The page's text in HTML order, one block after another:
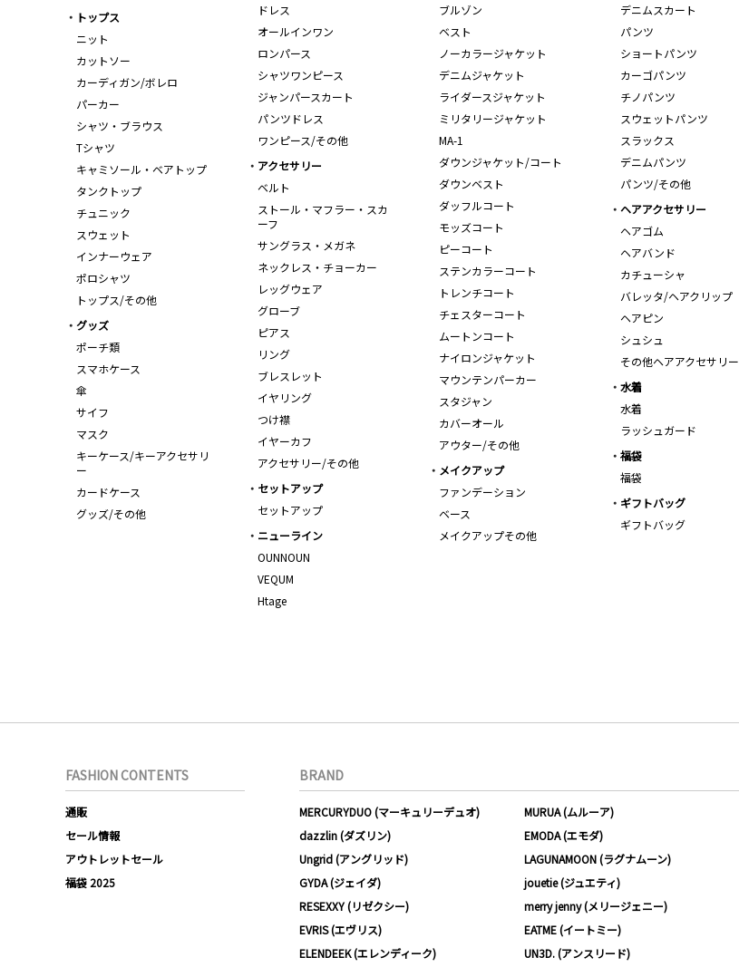
トップス
ニット
カットソー
カーディガン/ボレロ
パーカー
シャツ・ブラウス
Tシャツ
キャミソール・ベアトップ
タンクトップ
チュニック
スウェット
インナーウェア
ポロシャツ
トップス/その他
ドレス
オールインワン
ロンパース
シャツワンピース
ジャンパースカート
パンツドレス
ワンピース/その他
ブルゾン
ベスト
ノーカラージャケット
デニムジャケット
ライダースジャケット
ミリタリージャケット
MA-1
ダウンジャケット/コート
ダウンベスト
ダッフルコート
モッズコート
ピーコート
ステンカラーコート
トレンチコート
チェスターコート
ムートンコート
ナイロンジャケット
マウンテンパーカー
スタジャン
カバーオール
アウター/その他
デニムスカート
パンツ
ショートパンツ
カーゴパンツ
チノパンツ
スウェットパンツ
スラックス
デニムパンツ
パンツ/その他
アクセサリー
ベルト
ストール・マフラー・スカ
ーフ
サングラス・メガネ
ネックレス・チョーカー
レッグウェア
グローブ
ピアス
リング
ブレスレット
イヤリング
つけ襟
イヤーカフ
アクセサリー/その他
ヘアアクセサリー
ヘアゴム
ヘアバンド
カチューシャ
バレッタ/ヘアクリップ
ヘアピン
シュシュ
その他ヘアアクセサリー
グッズ
ポーチ類
スマホケース
傘
サイフ
マスク
キーケース/キーアクセサリ
ー
カードケース
グッズ/その他
水着
水着
ラッシュガード
福袋
福袋
メイクアップ
ファンデーション
ベース
メイクアップその他
セットアップ
セットアップ
ギフトバッグ
ギフトバッグ
ニューライン
OUNNOUN
VEQUM
Htage
FASHION CONTENTS
通販
セール情報
アウトレットセール
福袋 2025
BRAND
MERCURYDUO (マーキュリーデュオ)
MURUA (ムルーア)
dazzlin (ダズリン)
EMODA (エモダ)
Ungrid (アングリッド)
LAGUNAMOON (ラグナムーン)
GYDA (ジェイダ)
jouetie (ジュエティ)
RESEXXY (リゼクシー)
merry jenny (メリージェニー)
EVRIS (エヴリス)
EATME (イートミー)
ELENDEEK (エレンディーク)
UN3D. (アンスリード)